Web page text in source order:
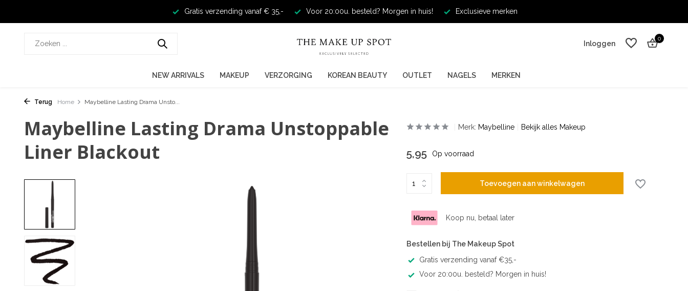
Gratis verzending vanaf € 35,- Voor 20:00u. besteld? Morgen in huis! Exclusieve merken
Inloggen
0
NEW ARRIVALS MAKEUP VERZORGING KOREAN BEAUTY OUTLET NAGELS MERKEN
Terug Home Maybelline Lasting Drama Unsto...
Maybelline Lasting Drama Unstoppable
Liner Blackout
Merk: Maybelline Bekijk alles Makeup
5,95 Op voorraad
Toevoegen aan winkelwagen
Koop nu, betaal later
Bestellen bij The Makeup Spot
Gratis verzending vanaf €35,-
Voor 20:00u. besteld? Morgen in huis!